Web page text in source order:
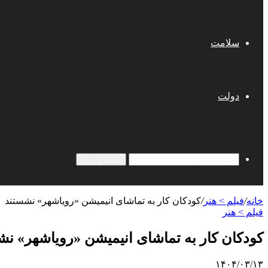
سلامت
دولت
خانه/فیلم > هنر/کودکان کار به تماشای انیمیشن «رویاشهر» نشستند
فیلم > هنر
کودکان کار به تماشای انیمیشن «رویاشهر»
۱۴۰۴/۰۳/۱۳